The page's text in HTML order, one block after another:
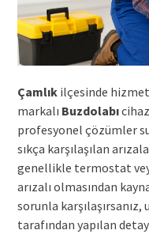
Çamlıkilçesinde
markalı Buzdolabı
profesyonel çözümler
sıkça karşılaşılan
genellikle termostat
arızalı olmasından
sorunla
tarafından yapılan